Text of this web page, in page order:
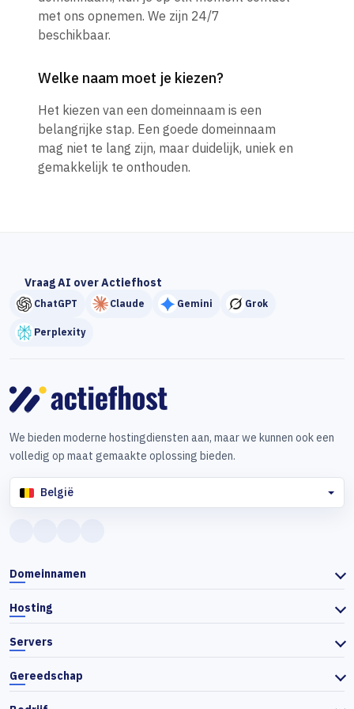
met ons opnemen. We zijn 24/7
beschikbaar.
Welke naam moet je kiezen?
Het kiezen van een domeinnaam is een
belangrijke stap. Een goede domeinnaam
mag niet te lang zijn, maar duidelijk, uniek en
gemakkelijk te onthouden.
Vraag AI over Actiefhost
ChatGPT Claude Gemini Grok
Perplexity
We bieden moderne hostingdiensten aan, maar we kunnen ook een
volledig op maat gemaakte oplossing bieden.
België
Domeinnamen
Hosting
Servers
Gereedschap